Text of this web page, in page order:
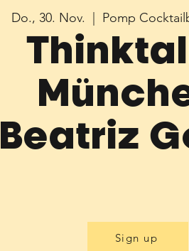
Do., 30. Nov. Pomp
Beatriz
Sign up